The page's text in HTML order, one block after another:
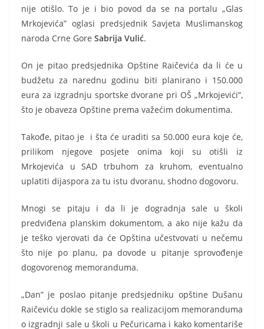
nije otišlo. To je i bio povod da se na portalu „Glas
Mrkojevića” oglasi predsjednik Savjeta Muslimanskog
naroda Crne Gore Sabrija Vulić.
On je pitao predsjednika Opštine Raičevića da li će u
budžetu za narednu godinu biti planirano i 150.000
eura za izgradnju sportske dvorane pri OŠ „Mrkojevići”,
što je obaveza Opštine prema važećim dokumentima.
Takođe, pitao je i šta će uraditi sa 50.000 eura koje će,
prilikom njegove posjete onima koji su otišli iz
Mrkojevića u SAD trbuhom za kruhom, eventualno
uplatiti dijaspora za tu istu dvoranu, shodno dogovoru.
Mnogi se pitaju i da li je dogradnja sale u školi
predviđena planskim dokumentom, a ako nije kažu da
je teško vjerovati da će Opština učestvovati u nečemu
što nije po planu, pa dovode u pitanje sprovođenje
dogovorenog memoranduma.
„Dan” je poslao pitanje predsjedniku opštine Dušanu
Raičeviću dokle se stiglo sa realizacijom memoranduma
o izgradnji sale u školi u Pečuricama i kako komentariše